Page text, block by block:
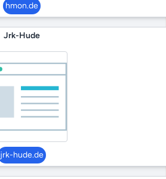
hmon.de
Jrk-Hude
jrk-hude.de